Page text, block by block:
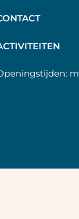
ONTACT
CTIVITEITEN